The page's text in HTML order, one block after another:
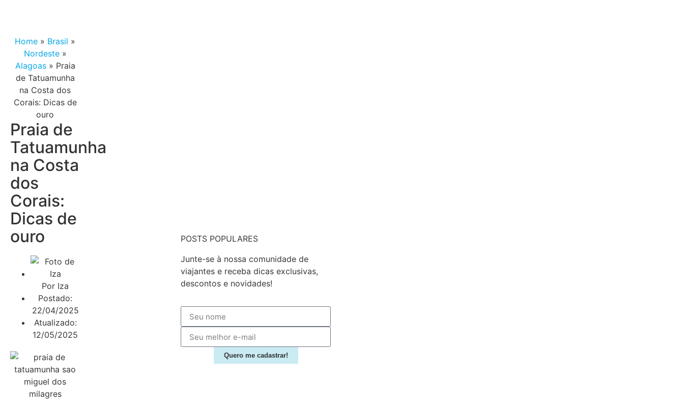
Home » Brasil »
Nordeste»
Alagoas» Praia
de Tatuamunha
na Costa dos
Corais: Dicas de
ouro
Praia de
Tatuamunha
na Costa
dos
Corais:
Dicas de
ouro
Por Iza
Postado:
22/04/2025
Atualizado:
12/05/2025
POSTS POPULARES
Junte-se à nossa comunidade de
viajantes e receba dicas exclusivas,
descontos e novidades!
Quero me cadastrar!